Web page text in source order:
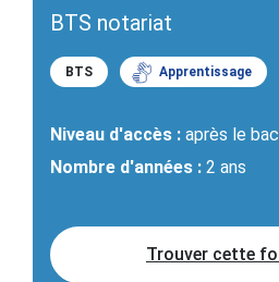
BTS notariat
BTS Apprentissage
Niveau d'accès : après le bac
Nombre d'années : 2 ans
Trouver cette